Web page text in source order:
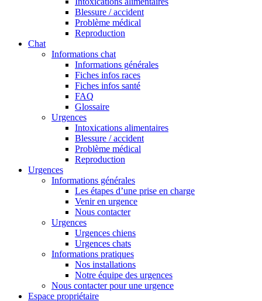
Blessure / accident
Problème médical
Reproduction
Chat
Informations chat
Informations générales
Fiches infos races
Fiches infos santé
FAQ
Glossaire
Urgences
Intoxications alimentaires
Blessure / accident
Problème médical
Reproduction
Urgences
Informations générales
Les étapes d’une prise en charge
Venir en urgence
Nous contacter
Urgences
Urgences chiens
Urgences chats
Informations pratiques
Nos installations
Notre équipe des urgences
Nous contacter pour une urgence
Espace propriétaire